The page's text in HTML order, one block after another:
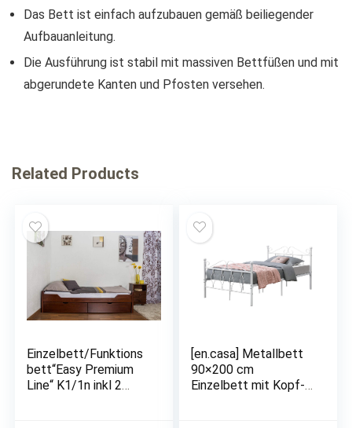
Das Bett ist einfach aufzubauen gemäß beiliegender
Aufbauanleitung.
Die Ausführung ist stabil mit massiven Bettfüßen und mit
abgerundete Kanten und Pfosten versehen.
Related Products
Einzelbett/Funktions
bett“Easy Premium
Line“ K1/1n inkl 2
[en.casa] Metallbett
90×200 cm
Einzelbett mit Kopf-